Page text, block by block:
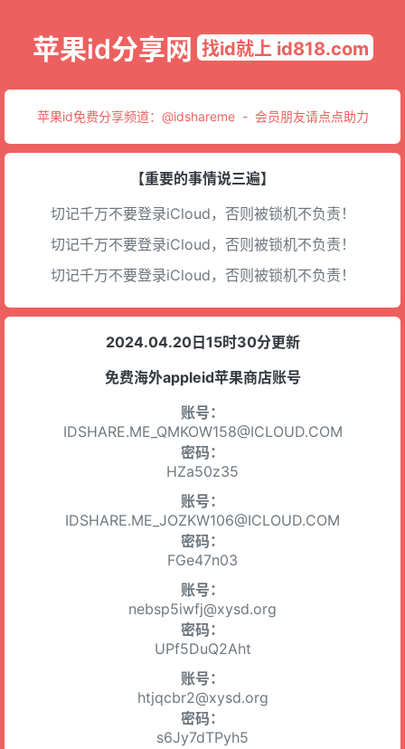
苹果id分享网 找id就上 id818.com
苹果id免费分享频道： @idshareme- 会员朋友请点点助力
【重要的事情说三遍】
切记千万不要登录iCloud，否则被锁机不负责！
切记千万不要登录iCloud，否则被锁机不负责！
切记千万不要登录iCloud，否则被锁机不负责！
2024.04.20日15时30分更新
免费海外appleid苹果商店账号
账号：
IDSHARE.ME_QMKOW158@ICLOUD.COM
密码：
HZa50z35
账号：
IDSHARE.ME_JOZKW106@ICLOUD.COM
密码：
FGe47n03
账号：
nebsp5iwfj@xysd.org
密码：
UPf5DuQ2Aht
账号：
htjqcbr2@xysd.org
密码：
s6Jy7dTPyh5